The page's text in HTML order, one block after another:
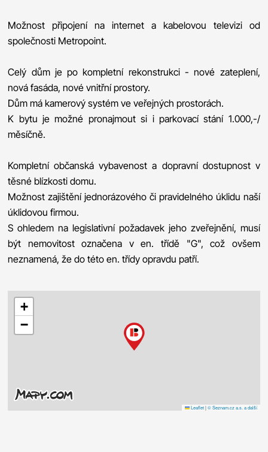
Možnost připojení na internet a kabelovou televizi od
společnosti Metropoint.
Celý dům je po kompletní rekonstrukci - nové zateplení,
nová fasáda, nové vnitřní prostory.
Dům má kamerový systém ve veřejných prostorách.
K bytu je možné pronajmout si i parkovací stání 1.000,-/
měsíčně.
Kompletní občanská vybavenost a dopravní dostupnost v
těsné blízkosti domu.
Možnost zajištění jednorázového či pravidelného úklidu naší
úklidovou firmou.
S ohledem na legislativní požadavek jeho zveřejnění, musí
být nemovitost označena v en. třídě "G", což ovšem
neznamená, že do této en. třídy opravdu patří.
+
−
Leaflet | © Seznam.cz a.s. a další